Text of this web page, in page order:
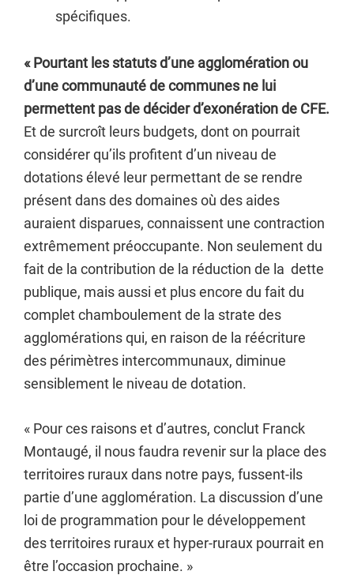
spécifiques.
« Pourtant les statuts d’une agglomération ou
d’une communauté de communes ne lui
permettent pas de décider d’exonération de CFE.
Et de surcroît leurs budgets, dont on pourrait
considérer qu’ils profitent d’un niveau de
dotations élevé leur permettant de se rendre
présent dans des domaines où des aides
auraient disparues, connaissent une contraction
extrêmement préoccupante. Non seulement du
fait de la contribution de la réduction de la dette
publique, mais aussi et plus encore du fait du
complet chamboulement de la strate des
agglomérations qui, en raison de la réécriture
des périmètres intercommunaux, diminue
sensiblement le niveau de dotation.
« Pour ces raisons et d’autres, conclut Franck
Montaugé, il nous faudra revenir sur la place des
territoires ruraux dans notre pays, fussent-ils
partie d’une agglomération. La discussion d’une
loi de programmation pour le développement
des territoires ruraux et hyper-ruraux pourrait en
être l’occasion prochaine. »